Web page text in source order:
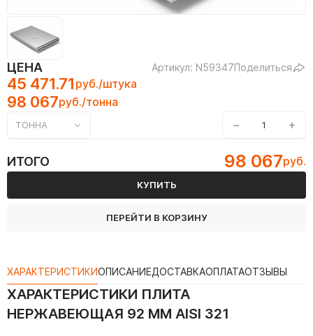
ЦЕНА Артикул: N59347Поделиться
45 471.71 руб./штука
98 067руб./тонна
ТОННА − +
ИТОГО 98 067руб.
КУПИТЬ
ПЕРЕЙТИ В КОРЗИНУ
ХАРАКТЕРИСТИКИОПИСАНИЕДОСТАВКАОПЛАТАОТЗЫВЫ
ХАРАКТЕРИСТИКИ ПЛИТА
НЕРЖАВЕЮЩАЯ 92 ММ AISI 321